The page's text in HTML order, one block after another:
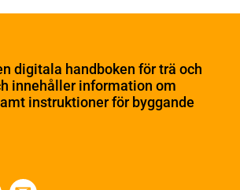
och kvalitet
digitala handboken för trä och
innehåller information om
instruktioner för byggande